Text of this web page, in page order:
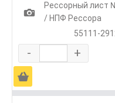
1
Рессорный лист
/ НПФ Рессора
55111-
- +
Ä